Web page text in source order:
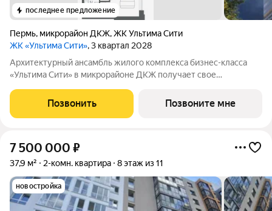
последнее предложение
Пермь, микрорайон ДКЖ,ЖК Ультима Сити
ЖК «Ультима Сити», 3 квартал 2028
Архитектурный ансамбль жилого комплекса бизнес-класса
«Ультима Сити» в микрорайоне ДКЖ получает свое
воплощает в себе современные стандарты городского жилья,
сочетая технологичность, эстетику и
Позвонить Позвоните мне
7 500 000 ₽
37,9 м² 2-комн. квартира 8 этаж из 11
новостройка